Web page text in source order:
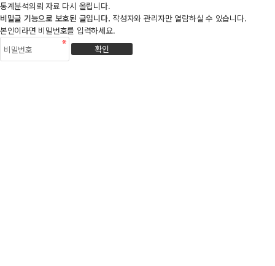
통계분석의뢰 자료 다시 올립니다.
비밀글 기능으로 보호된 글입니다. 작성자와 관리자만 열람하실 수 있습니다.
본인이라면 비밀번호를 입력하세요.